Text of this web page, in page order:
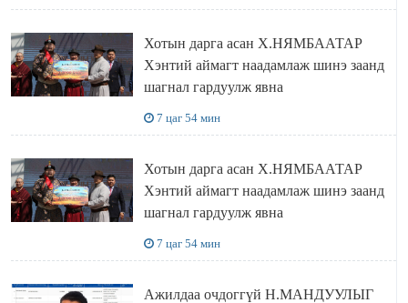
Хотын дарга асан Х.НЯМБААТАР
Хэнтий аймагт наадамлаж шинэ заанд
шагнал гардуулж явна
7 цаг 54 мин
Хотын дарга асан Х.НЯМБААТАР
Хэнтий аймагт наадамлаж шинэ заанд
шагнал гардуулж явна
7 цаг 54 мин
Ажилдаа очдоггүй Н.МАНДУУЛЫГ